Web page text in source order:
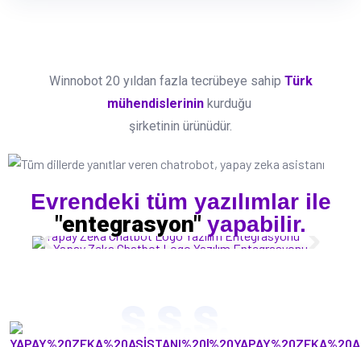
Winnobot 20 yıldan fazla tecrübeye sahip Türk
mühendislerininkurduğu
şirketinin ürünüdür.
Evrendeki tüm yazılımlar ile
"entegrasyon" yapabilir.
Yapay Zeka Chatbot Logo Yazılım Entegrasyonu